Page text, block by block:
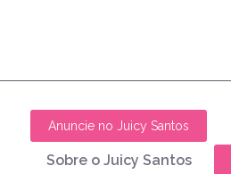
Anuncie no Juicy Santos
Sobre o Juicy Santos